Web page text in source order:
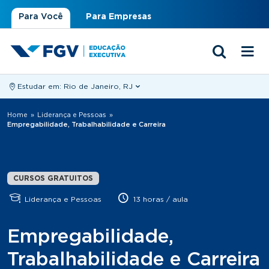
Para Você Para Empresas
Estudar em: Rio de Janeiro, RJ
Você está aqui
Home » Liderança e Pessoas
»
Empregabilidade, Trabalhabilidade e Carreira
CURSOS GRATUITOS
Liderança e Pessoas 13 horas / aula
Empregabilidade,
Trabalhabilidade e Carreira